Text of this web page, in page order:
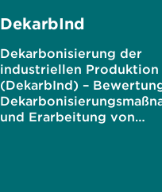
DekarbInd
Dekarbonisierung der
industriellen Produktion
(DekarbInd) –
und Erarbeitung von